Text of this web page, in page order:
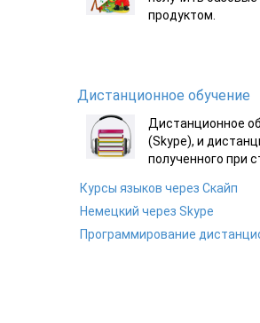
продуктом.
Дистанционное обучение
Дистанционное
(Skype), и
полученного при
Курсы языков через Скайп
Немецкий через Skype
Программирование